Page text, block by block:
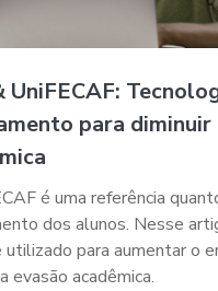
UniFECAF:
para diminuir
é uma referência
dos alunos. Nesse
utilizado para aumentar o
evasão acadêmica.